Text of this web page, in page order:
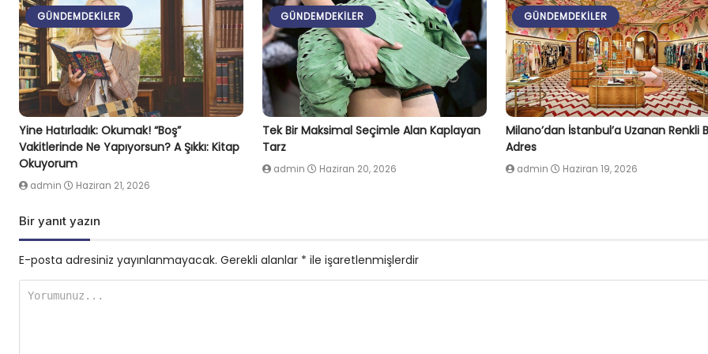
GÜNDEMDEKILER
Yine Hatırladık: Okumak! “Boş”
Vakitlerinde Ne Yapıyorsun? A Şıkkı: Kitap
Okuyorum
admin Haziran 21, 2026
GÜNDEMDEKILER
Tek Bir Maksimal Seçimle Alan Kaplayan
Tarz
admin Haziran 20, 2026
GÜNDEMDEKILER
Milano’dan İstanbul’a Uzanan Renkli
Adres
admin Haziran 19, 2026
Bir yanıt yazın
E-posta adresiniz yayınlanmayacak. Gerekli alanlar * ile işaretlenmişlerdir